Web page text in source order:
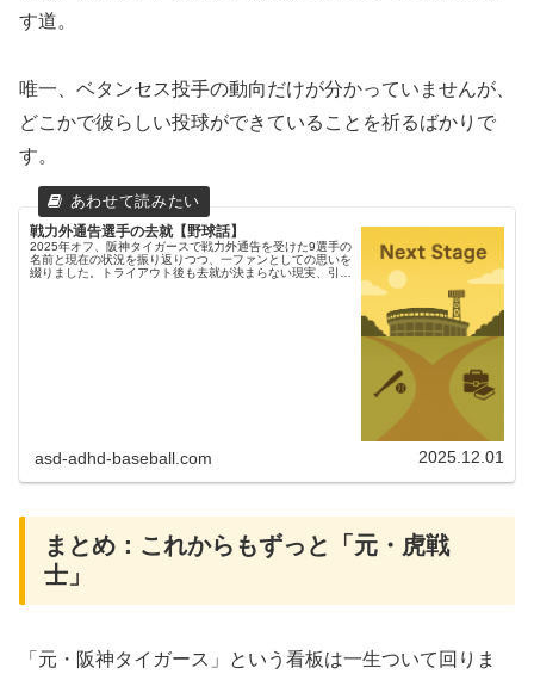
す道。
​唯一、ベタンセス投手の動向だけが分かっていませんが、
どこかで彼らしい投球ができていることを祈るばかりで
す。
戦力外通告選手の去就【野球話】
2025年オフ、阪神タイガースで戦力外通告を受けた9選手の
名前と現在の状況を振り返りつつ、一ファンとしての思いを
綴りました。トライアウト後も去就が決まらない現実、引退
asd-adhd-baseball.com 2025.12.01
​まとめ：これからもずっと「元・虎戦
士」
​「元・阪神タイガース」という看板は一生ついて回りま